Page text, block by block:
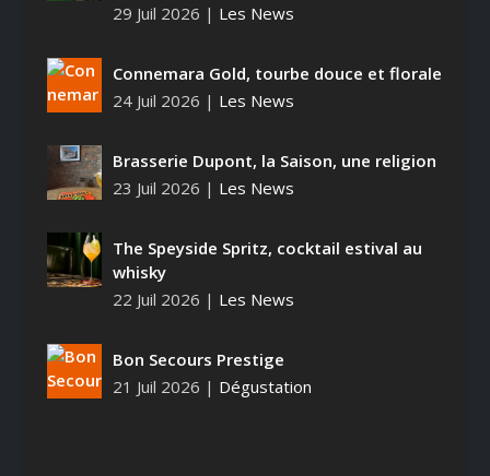
29 Juil 2026 | Les News
Connemara Gold, tourbe douce et florale
24 Juil 2026 | Les News
Brasserie Dupont, la Saison, une religion
23 Juil 2026 | Les News
The Speyside Spritz, cocktail estival au
whisky
22 Juil 2026 | Les News
Bon Secours Prestige
21 Juil 2026 | Dégustation